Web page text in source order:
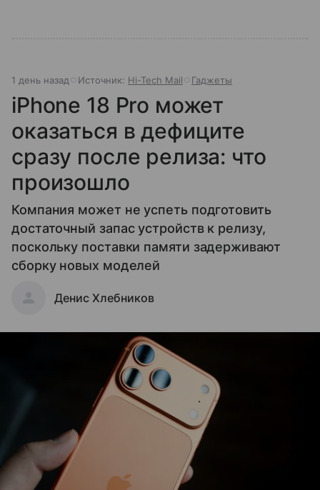
1 день назад Источник: Hi-Tech Mail Гаджеты
iPhone 18 Pro может
оказаться в дефиците
сразу после релиза: что
произошло
Компания может не успеть подготовить
достаточный запас устройств к релизу,
поскольку поставки памяти задерживают
сборку новых моделей
Денис Хлебников